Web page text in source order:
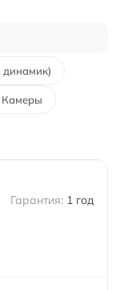
динамик)
Камеры
1 год